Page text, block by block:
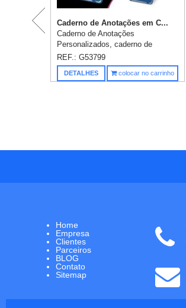
Caderno de Anotações em C...
Caderno de Anotações
Personalizados, caderno de
anotações em couro sintético,
caderno A5 de capa dura em c.
sintético e 96 folhas pautadas.
REF.: G53799
DETALHES colocar no carrinho
Home
Empresa
Clientes
Parceiros
BLOG
Contato
Sitemap